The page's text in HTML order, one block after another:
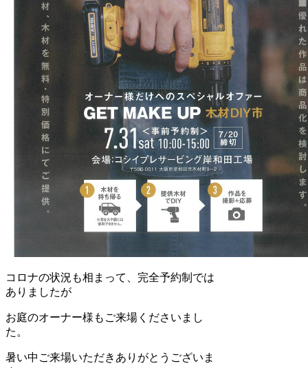
コロナの状況も相まって、完全予約制では
ありましたが
お庭のオーナー様もご来場くださいまし
た。
暑い中ご来場いただきありがとうございま